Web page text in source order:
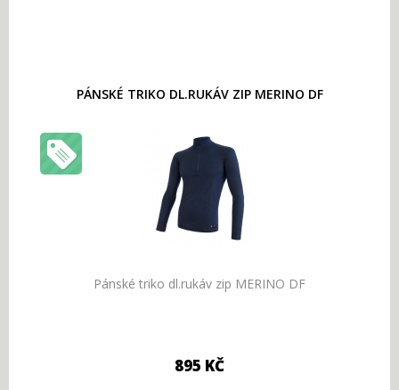
PÁNSKÉ TRIKO DL.RUKÁV ZIP MERINO DF
Pánské triko dl.rukáv zip MERINO DF
895 KČ